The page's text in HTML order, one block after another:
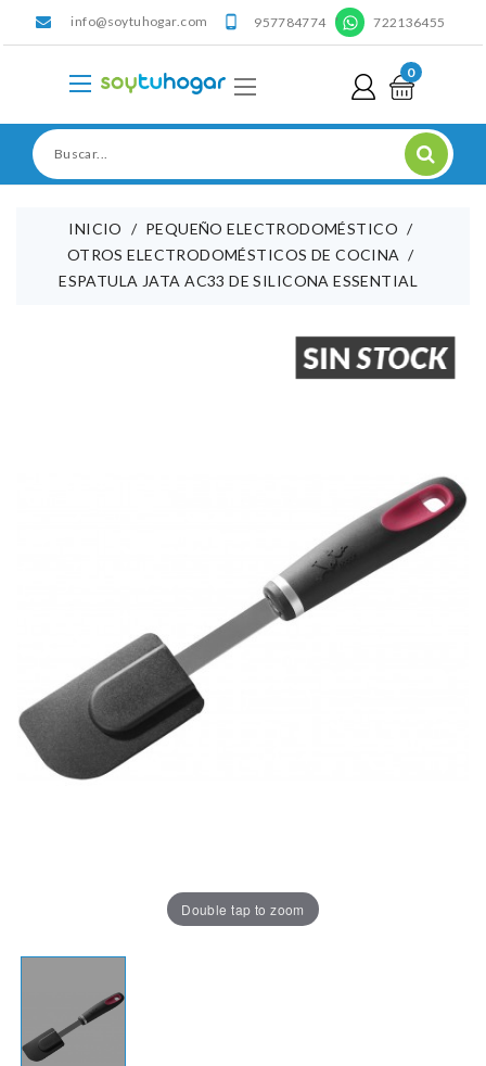
info@soytuhogar.com  957784774 ' 722136455
0
INICIO
PEQUEÑO ELECTRODOMÉSTICO
OTROS ELECTRODOMÉSTICOS DE COCINA
ESPATULA JATA AC33 DE SILICONA ESSENTIAL
Double tap to zoom